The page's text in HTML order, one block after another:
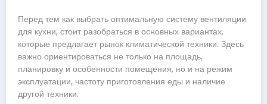
Перед тем как выбрать оптимальную систему вентиляции
для кухни, стоит разобраться в основных вариантах,
которые предлагает рынок климатической техники. Здесь
важно ориентироваться не только на площадь,
планировку и особенности помещения, но и на режим
эксплуатации, частоту приготовления еды и наличие
другой техники.